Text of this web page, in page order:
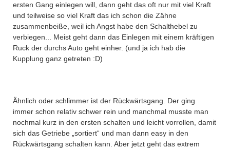
ersten Gang einlegen will, dann geht das oft nur mit viel Kraft
und teilweise so viel Kraft das ich schon die Zähne
zusammenbeiße, weil ich Angst habe den Schalthebel zu
verbiegen
Meist geht dann das Einlegen mit einem kräftigen
Ruck der durchs Auto geht einher. (und ja ich hab die
Kupplung ganz getreten :D)
Ähnlich oder schlimmer ist der Rückwärtsgang. Der ging
immer schon relativ schwer rein und manchmal musste man
nochmal kurz in den ersten schalten und leicht vorrollen, damit
sich das Getriebe „sortiert“ und man dann easy in den
Rückwärtsgang schalten kann. Aber jetzt geht das extrem